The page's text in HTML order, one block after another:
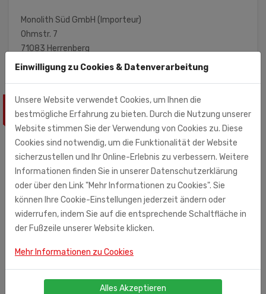
Monolith Süd GmbH (Importeur)
Ohmstr. 7
71083 Herrenberg
ÄHNLICHE PRODUKTE
Einwilligung zu Cookies & Datenverarbeitung
Unsere Website verwendet Cookies, um Ihnen die
bestmögliche Erfahrung zu bieten. Durch die Nutzung unserer
Website stimmen Sie der Verwendung von Cookies zu. Diese
Cookies sind notwendig, um die Funktionalität der Website
sicherzustellen und Ihr Online-Erlebnis zu verbessern. Weitere
Informationen finden Sie in unserer Datenschutzerklärung
oder über den Link "Mehr Informationen zu Cookies". Sie
können Ihre Cookie-Einstellungen jederzeit ändern oder
widerrufen, indem Sie auf die entsprechende Schaltfläche in
der Fußzeile unserer Website klicken.
Mehr Informationen zu Cookies
Alles Akzeptieren